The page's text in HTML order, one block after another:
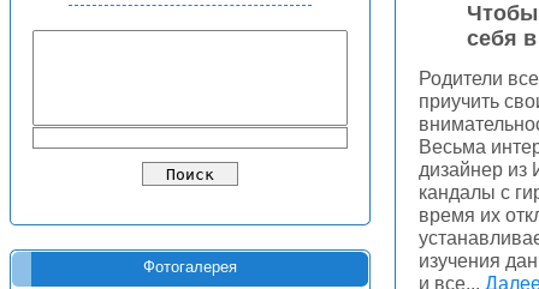
Фотогалерея
Чтобы
себя
Родители
приучить
Весьма
дизайнер
кандалы с
время их
изучения
и все...